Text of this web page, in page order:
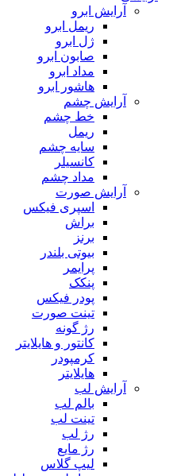
آرایش ابرو
ریمل ابرو
ژل ابرو
صابون ابرو
مداد ابرو
هاشور ابرو
آرایش چشم
خط چشم
ریمل
سایه چشم
کانسیلر
مداد چشم
آرایش صورت
اسپری فیکس
براش
برنز
بیوتی بلندر
پرایمر
پنکک
پودر فیکس
تینت صورت
رژ گونه
کانتور و هایلایتر
کرمپودر
هایلایتر
آرایش لب
بالم لب
تینت لب
رژ لب
رژ مایع
لیپ گلاس